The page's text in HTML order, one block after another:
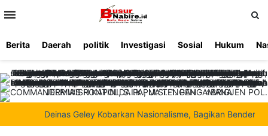
Berita Daerah politik Investigasi Sosial Hukum
Deinas Geley Kobarkan Nasionalisme, Bagikan Bendera